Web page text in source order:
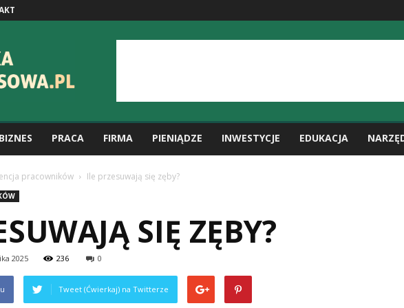
BIZNES PRACA FIRMA PIENIĄDZE INWESTYCJE EDUKACJA
pracowników Ile przesuwają się zęby?
SIĘ ZĘBY?
2025 236 0
Tweet (Ćwierkaj) na Twitterze